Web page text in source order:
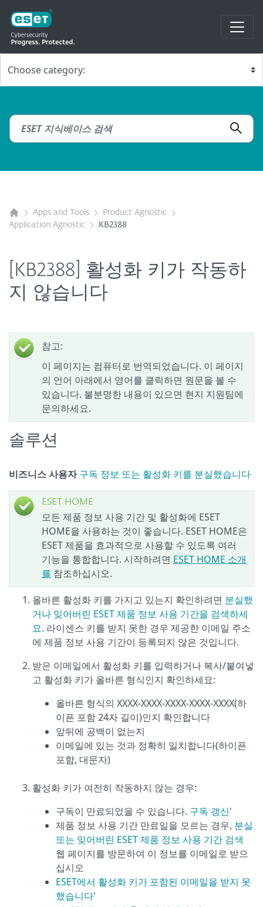
Apps and Tools
Product Agnostic
Application Agnostic
KB2388
[KB2388] 활성화 키가 작동하
지 않습니다
참고:
이 페이지는 컴퓨터로 번역되었습니다. 이 페이지
의 언어 아래에서 영어를 클릭하면 원문을 볼 수
있습니다. 불분명한 내용이 있으면 현지 지원팀에
문의하세요.
솔루션
비즈니스 사용자 구독 정보 또는 활성화 키를 분실했습니다
ESET HOME
모든 제품 정보 사용 기간 및 활성화에 ESET
HOME을 사용하는 것이 좋습니다. ESET HOME은
ESET 제품을 효과적으로 사용할 수 있도록 여러
기능을 통합합니다. 시작하려면 ESET HOME 소개
를 참조하십시오.
올바른 활성화 키를 가지고 있는지 확인하려면 분실했
거나 잊어버린 ESET 제품 정보 사용 기간을 검색하세
요. 라이센스 키를 받지 못한 경우 제공한 이메일 주소
에 제품 정보 사용 기간이 등록되지 않은 것입니다.
받은 이메일에서 활성화 키를 입력하거나 복사/붙여넣
고 활성화 키가 올바른 형식인지 확인하세요:
올바른 형식의 XXXX-XXXX-XXXX-XXXX-XXXX(하
이픈 포함 24자 길이)인지 확인합니다
앞뒤에 공백이 없는지
이메일에 있는 것과 정확히 일치합니다(하이픈
포함, 대문자)
활성화 키가 여전히 작동하지 않는 경우:
구독이 만료되었을 수 있습니다. 구독 갱신'
제품 정보 사용 기간 만료일을 모르는 경우, 분실
또는 잊어버린 ESET 제품 정보 사용 기간 검색
웹 페이지를 방문하여 이 정보를 이메일로 받으
십시오
ESET에서 활성화 키가 포함된 이메일을 받지 못
했습니다'